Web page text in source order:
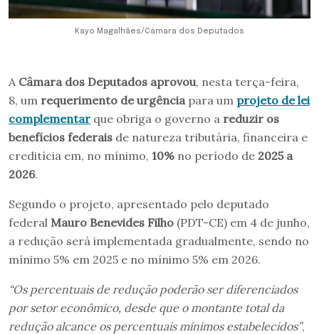
Kayo Magalhães/Câmara dos Deputados
A Câmara dos Deputados aprovou, nesta terça-feira,
8, um requerimento de urgência para um projeto de lei
complementar que obriga o governo a reduzir os
benefícios federais de natureza tributária, financeira e
creditícia em, no mínimo, 10% no período de 2025 a
2026.
Segundo o projeto, apresentado pelo deputado
federal Mauro Benevides Filho (PDT-CE) em 4 de junho,
a redução será implementada gradualmente, sendo no
mínimo 5% em 2025 e no mínimo 5% em 2026.
“Os percentuais de redução poderão ser diferenciados
por setor econômico, desde que o montante total da
redução alcance os percentuais mínimos estabelecidos”,